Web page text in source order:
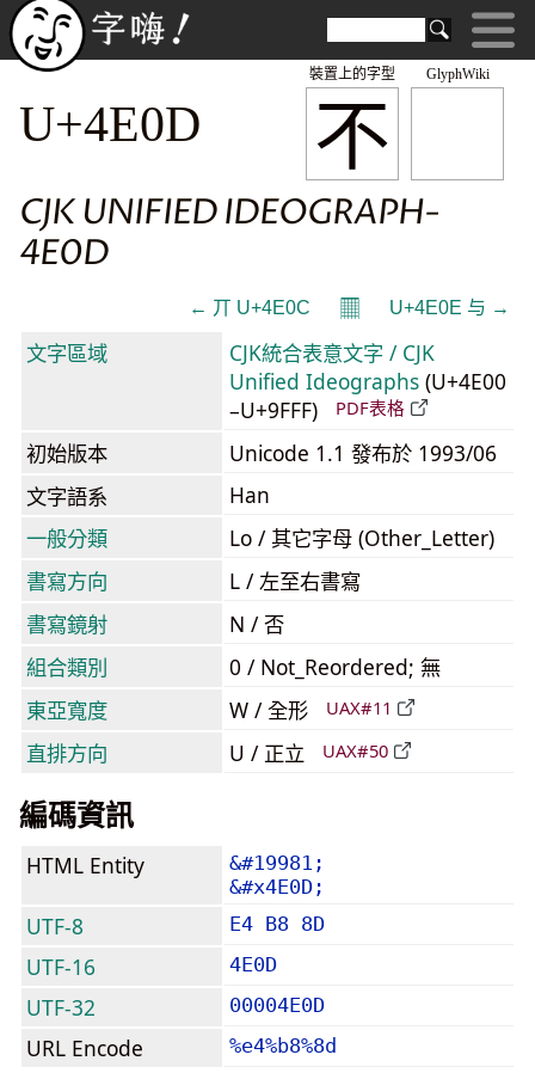
GlyphWiki
不
裝置上的字型
U+4E0D
CJK UNIFIED IDEOGRAPH-
4E0D
← 丌 U+4E0C 𝄜 U+4E0E 与 →
文字區域
CJK統合表意文字 / CJK
Unified Ideographs (U+4E00
–U+9FFF)
PDF表格
初始版本
Unicode 1.1 發布於 1993/06
文字語系
Han
一般分類
Lo / 其它字母 (Other_Letter)
書寫方向
L / 左至右書寫
書寫鏡射
N / 否
組合類別
0 / Not_Reordered; 無
東亞寬度
W / 全形 UAX#11
直排方向 U / 正立 UAX#50
編碼資訊
HTML Entity
&#19981;
&#x4E0D;
UTF-8 E4 B8 8D
UTF-16 4E0D
UTF-32 00004E0D
URL Encode %e4%b8%8d